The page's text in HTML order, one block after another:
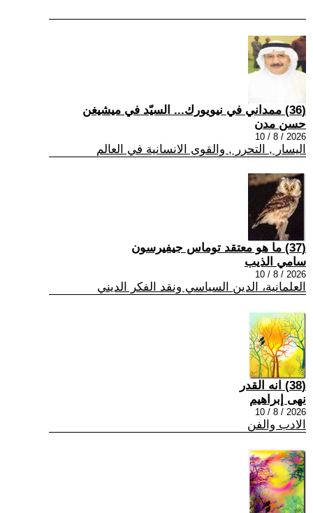
(36) ممداني في نيويورك... السيّد في ميشيغن
حسن مدن
2026 / 8 / 10
اليسار , التحرر , والقوى الانسانية في العالم
(37) ما هو معتقد توماس جيفيرسون
سامي الذيب
2026 / 8 / 10
العلمانية، الدين السياسي ونقد الفكر الديني
(38) انه القدر
نهى إبراهيم
2026 / 8 / 10
الادب والفن